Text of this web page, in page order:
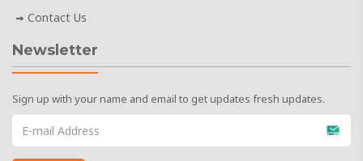
Contact Us
Newsletter
Sign up with your name and email to get updates fresh updates.